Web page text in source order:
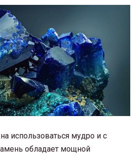
использоваться мудро и с
обладает мощной